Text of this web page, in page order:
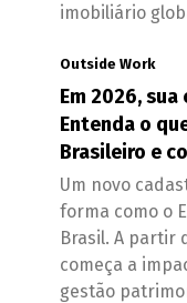
imobiliário
Outside Work
Em 2026, sua
Entenda o
Brasileiro e
Um novo
forma como o
Brasil. A partir
começa a
gestão